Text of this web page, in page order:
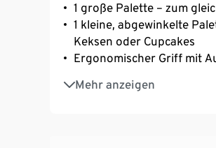
1 große Palette – zum
1 kleine, abgewinkelte
Keksen oder Cupcakes
Ergonomischer Griff mit
Mehr anzeigen
Klingen aus